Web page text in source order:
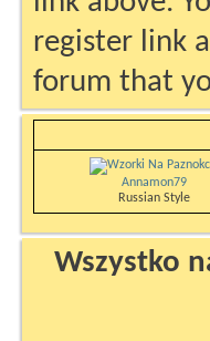
register link
forum that
Annamon79
Russian Style
Wszystko